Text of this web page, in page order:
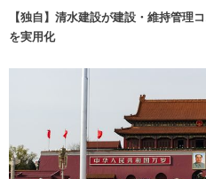
【独自】清水建設が建設・維持管理
を実用化